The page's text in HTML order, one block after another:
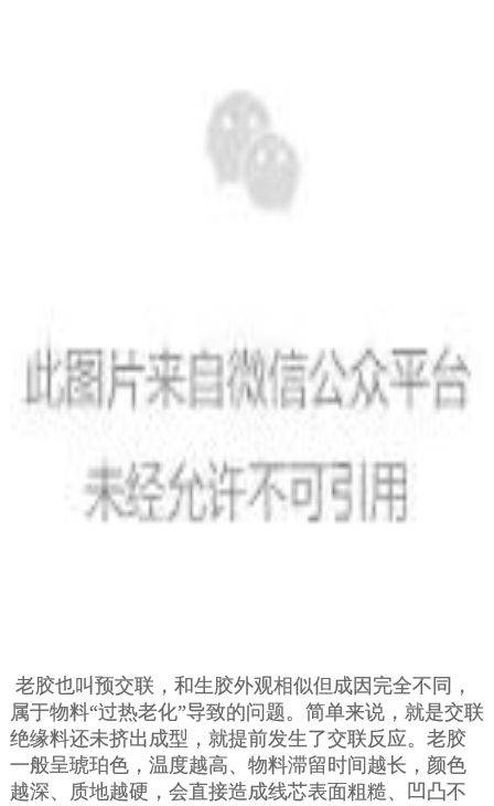
老胶也叫预交联，和生胶外观相似但成因完全不同，
属于物料“过热老化”导致的问题。简单来说，就是交联
绝缘料还未挤出成型，就提前发生了交联反应。老胶
一般呈琥珀色，温度越高、物料滞留时间越长，颜色
越深、质地越硬，会直接造成线芯表面粗糙、凹凸不